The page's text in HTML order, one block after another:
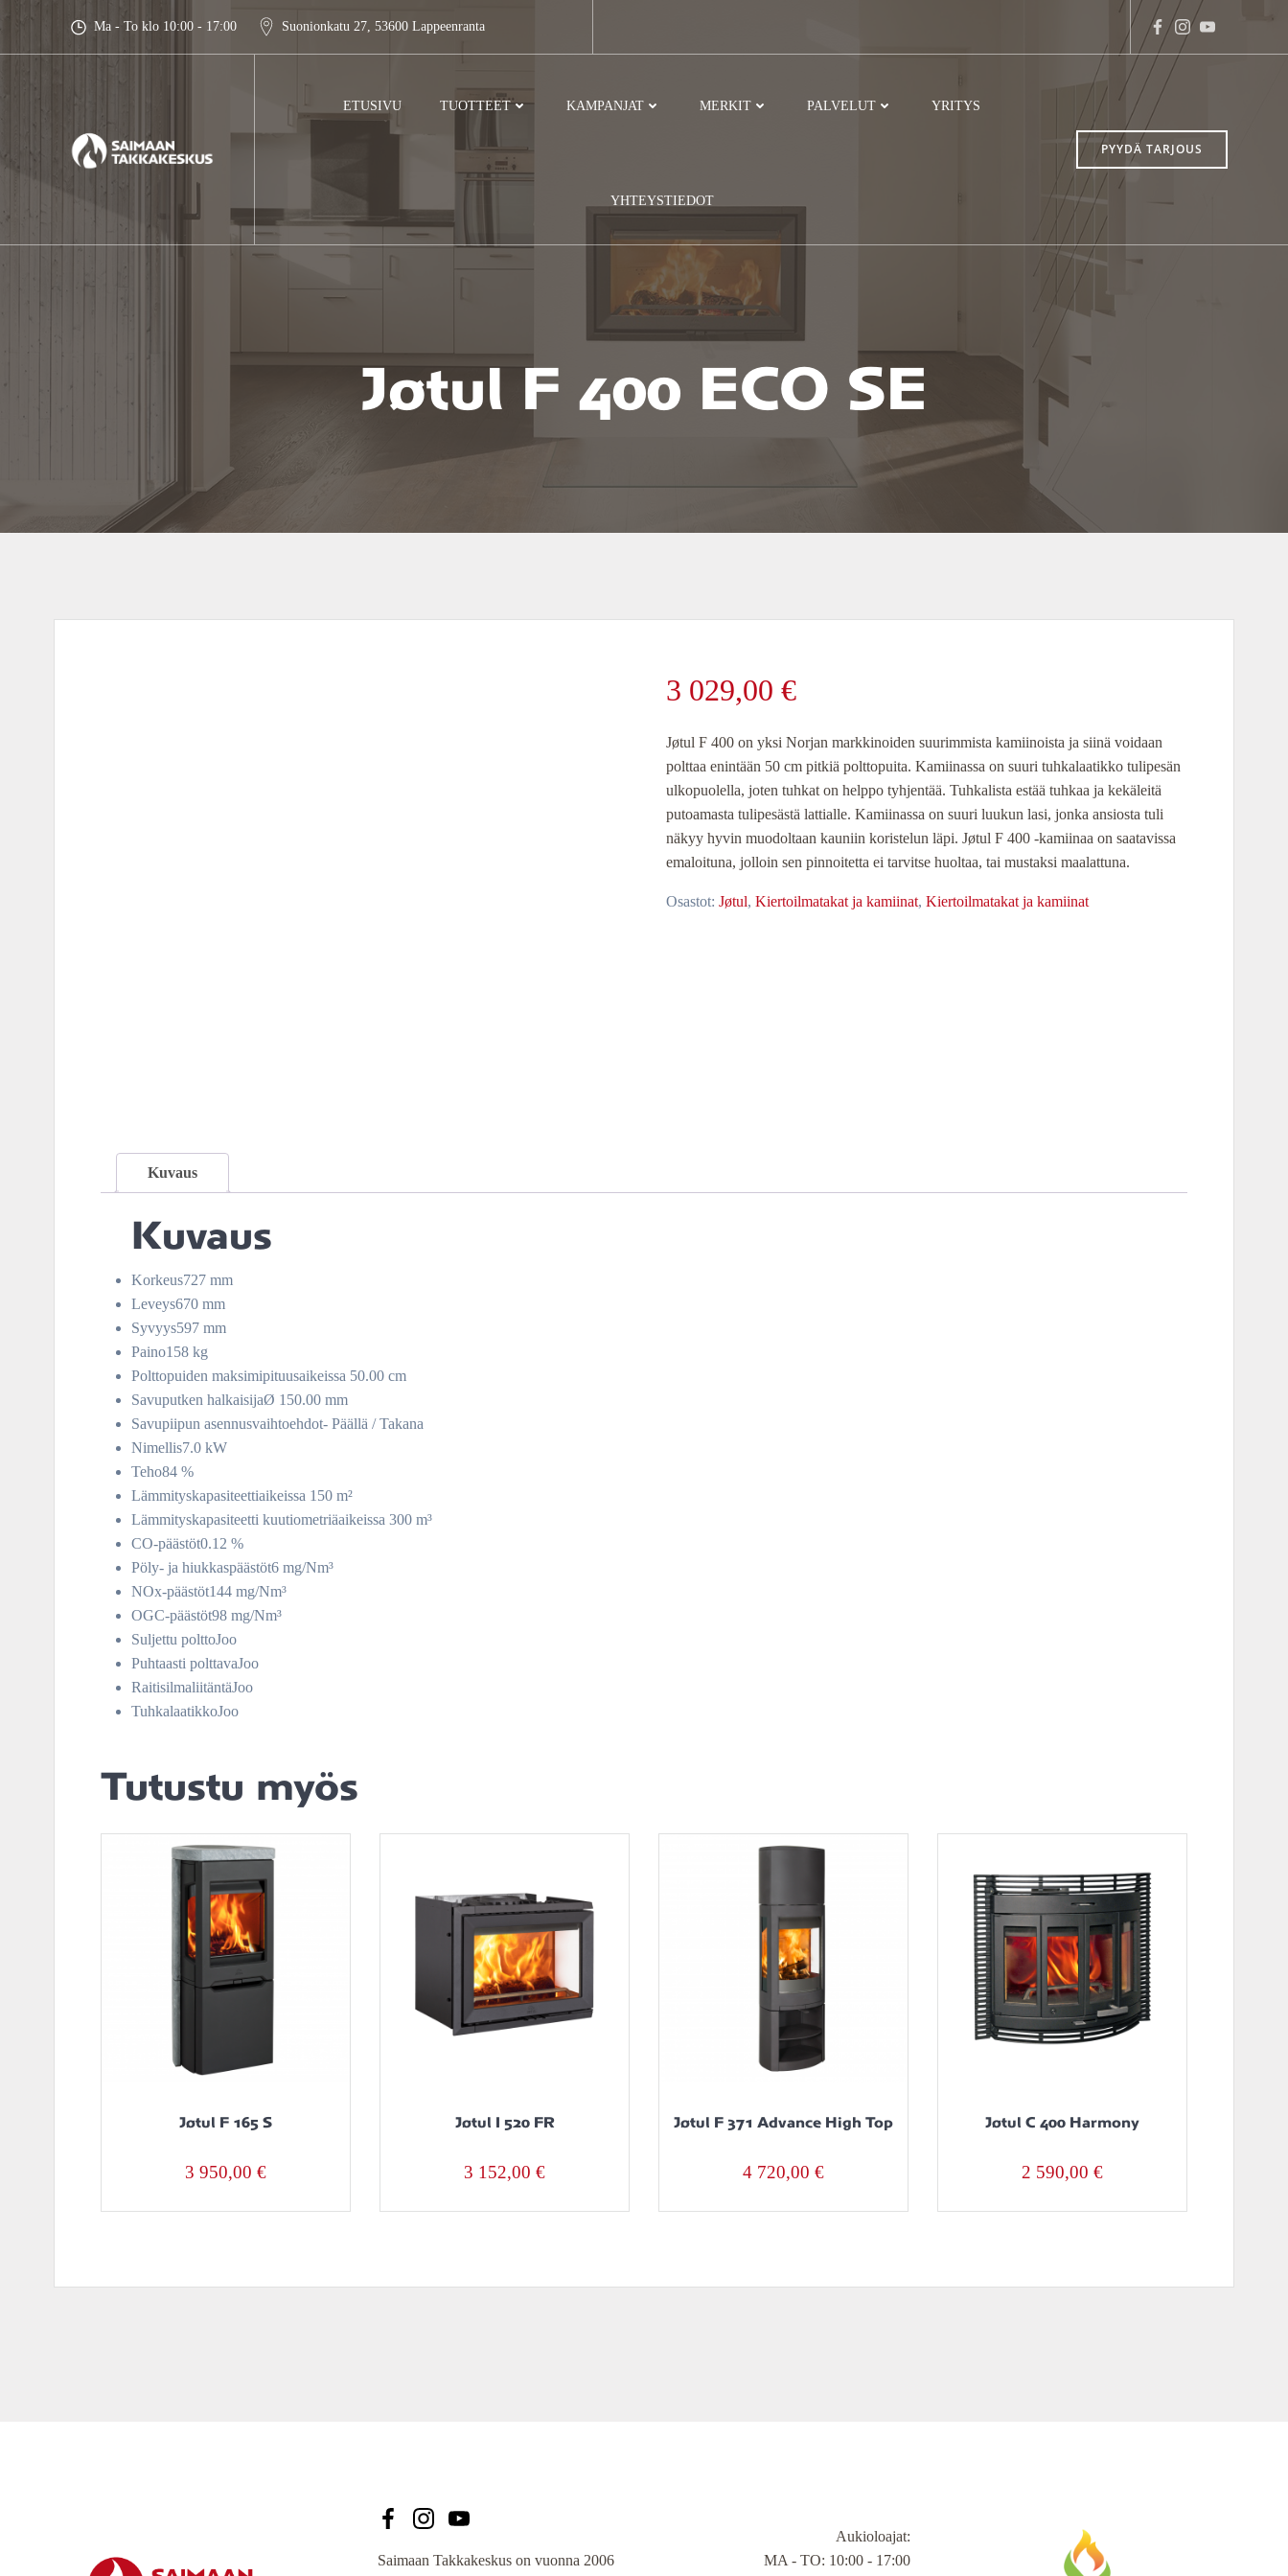
content
Ma - To klo 10:00 - 17:00 Suonionkatu 27, 53600 Lappeenranta
ETUSIVU TUOTTEET KAMPANJAT MERKIT PALVELUT YRITYS
YHTEYSTIEDOT
PYYDÄ TARJOUS
Jøtul F 400 ECO SE
3 029,00 €
Jøtul F 400 on yksi Norjan markkinoiden suurimmista kamiinoista ja siinä voidaan
polttaa enintään 50 cm pitkiä polttopuita. Kamiinassa on suuri tuhkalaatikko tulipesän
ulkopuolella, joten tuhkat on helppo tyhjentää. Tuhkalista estää tuhkaa ja kekäleitä
putoamasta tulipesästä lattialle. Kamiinassa on suuri luukun lasi, jonka ansiosta tuli
näkyy hyvin muodoltaan kauniin koristelun läpi. Jøtul F 400 -kamiinaa on saatavissa
emaloituna, jolloin sen pinnoitetta ei tarvitse huoltaa, tai mustaksi maalattuna.
Osastot: Jøtul, Kiertoilmatakat ja kamiinat, Kiertoilmatakat ja kamiinat
Kuvaus
Kuvaus
Korkeus727 mm
Leveys670 mm
Syvyys597 mm
Paino158 kg
Polttopuiden maksimipituusaikeissa 50.00 cm
Savuputken halkaisijaØ 150.00 mm
Savupiipun asennusvaihtoehdot- Päällä / Takana
Nimellis7.0 kW
Teho84 %
Lämmityskapasiteettiaikeissa 150 m²
Lämmityskapasiteetti kuutiometriäaikeissa 300 m³
CO-päästöt0.12 %
Pöly- ja hiukkaspäästöt6 mg/Nm³
NOx-päästöt144 mg/Nm³
OGC-päästöt98 mg/Nm³
Suljettu polttoJoo
Puhtaasti polttavaJoo
RaitisilmaliitäntäJoo
TuhkalaatikkoJoo
Tutustu myös
Jøtul F 165 S
3 950,00 €
Jøtul I 520 FR
3 152,00 €
Jøtul F 371 Advance High Top
4 720,00 €
Jøtul C 400 Harmony
2 590,00 €
Saimaan Takkakeskus on vuonna 2006
Aukioloajat:
MA - TO: 10:00 - 17:00